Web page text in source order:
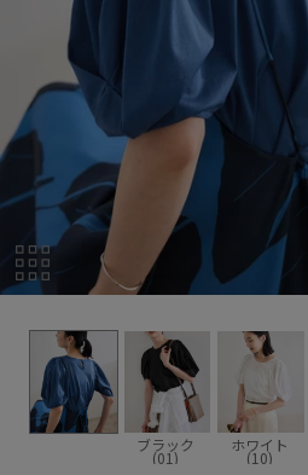
ブラック
(01)
ホワイト
(10)